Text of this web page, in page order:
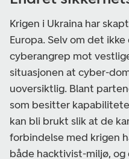
Krigen i Ukraina har
Europa. Selv om det
cyberangrep mot
situasjonen at cyber-
uoversiktlig. Blant
som besitter
kan bli brukt slik at de
forbindelse med krigen
både hacktivist-miljø,